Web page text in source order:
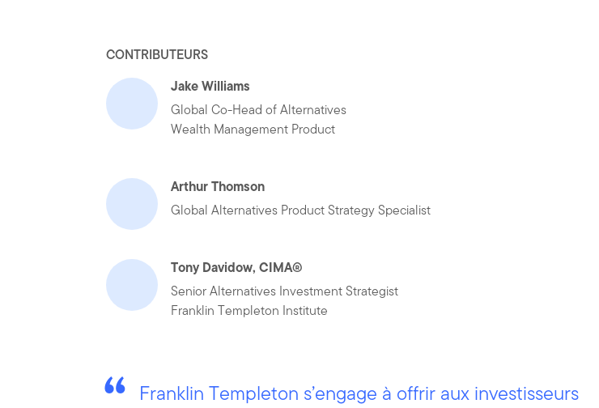
CONTRIBUTEURS
Jake Williams
Global Co-Head of Alternatives
Wealth Management Product
Arthur Thomson
Global Alternatives Product Strategy Specialist
Tony Davidow, CIMA®
Senior Alternatives Investment Strategist
Franklin Templeton Institute
Franklin Templeton s’engage à offrir aux investisseurs